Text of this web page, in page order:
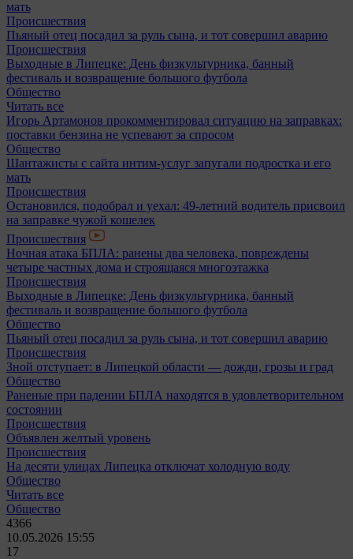
мать
Происшествия
Пьяный отец посадил за руль сына, и тот совершил аварию
Происшествия
Выходные в Липецке: День физкультурника, банный
фестиваль и возвращение большого футбола
Общество
Читать все
Игорь Артамонов прокомментировал ситуацию на заправках:
поставки бензина не успевают за спросом
Общество
Шантажисты с сайта интим-услуг запугали подростка и его
мать
Происшествия
Остановился, подобрал и уехал: 49-летний водитель присвоил
на заправке чужой кошелек
Происшествия
Ночная атака БПЛА: ранены два человека, повреждены
четыре частных дома и строящаяся многоэтажка
Происшествия
Выходные в Липецке: День физкультурника, банный
фестиваль и возвращение большого футбола
Общество
Пьяный отец посадил за руль сына, и тот совершил аварию
Происшествия
Зной отступает: в Липецкой области — дожди, грозы и град
Общество
Раненые при падении БПЛА находятся в удовлетворительном
состоянии
Происшествия
Объявлен желтый уровень
Происшествия
На десяти улицах Липецка отключат холодную воду
Общество
Читать все
Общество
4366
10.05.2026 15:55
17